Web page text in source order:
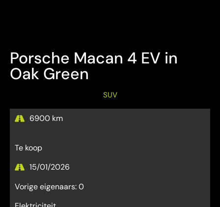
Porsche Macan 4 EV in
Oak Green
SUV
6900 km
Te koop
15/01/2026
Vorige eigenaars: 0